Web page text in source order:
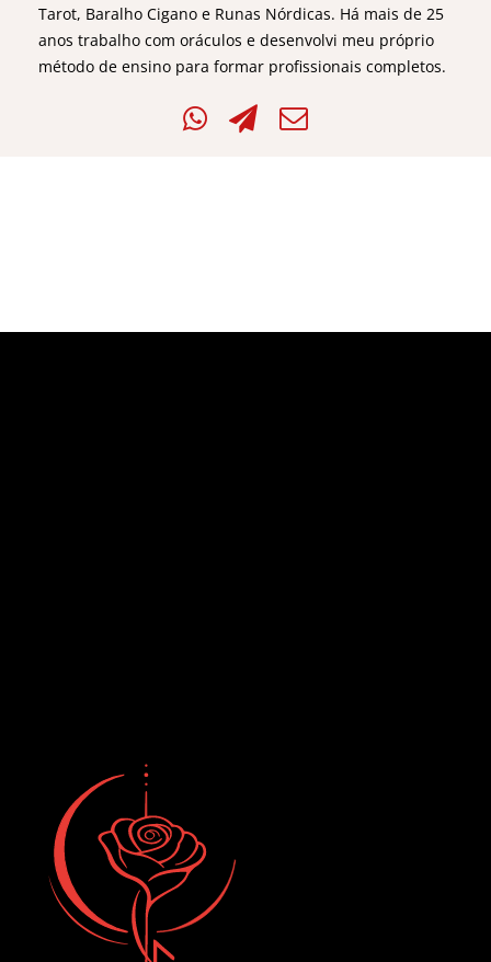
Tarot, Baralho Cigano e Runas Nórdicas. Há mais de 25
anos trabalho com oráculos e desenvolvi meu próprio
método de ensino para formar profissionais completos.